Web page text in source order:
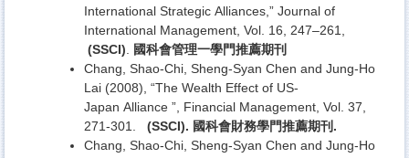
International Strategic Alliances,” Journal of
International Management, Vol. 16, 247–261,
(SSCI)
國科會管理一學門推薦期刊
Chang, Shao-Chi, Sheng-Syan Chen and Jung-Ho
Lai (2008), “The Wealth Effect of US-
Japan Alliance ”, Financial Management, Vol. 37,
271-301. (SSCI). 國科會財務學門推薦期刊 .
Chang, Shao-Chi, Sheng-Syan Chen and Jung-Ho